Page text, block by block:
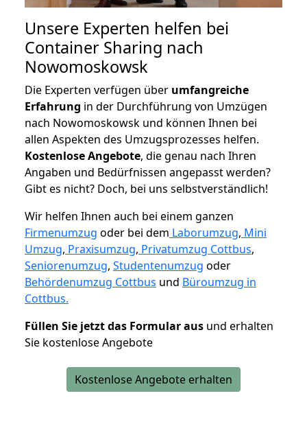
Unsere Experten helfen bei
Container Sharing nach
Nowomoskowsk
Die Experten verfügen über umfangreiche
Erfahrung in der Durchführung von Umzügen
nach Nowomoskowsk und können Ihnen bei
allen Aspekten des Umzugsprozesses helfen.
Kostenlose Angebote, die genau nach Ihren
Angaben und Bedürfnissen angepasst werden?
Gibt es nicht? Doch, bei uns selbstverständlich!
Wir helfen Ihnen auch bei einem ganzen
Firmenumzug oder bei dem Laborumzug, Mini
Umzug, Praxisumzug, Privatumzug Cottbus,
Seniorenumzug, Studentenumzug oder
Behördenumzug Cottbus und Büroumzug in
Cottbus.
Füllen Sie jetzt das Formular aus und erhalten
Sie kostenlose Angebote
Kostenlose Angebote erhalten